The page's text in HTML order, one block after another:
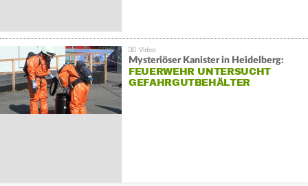
Mysteriöser Kanister in Heidelberg:
FEUERWEHR UNTERSUCHT
GEFAHRGUTBEHÄLTER